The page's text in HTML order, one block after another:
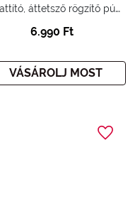
Mattító, áttetsző rögzítő púder.
6.990 Ft
VÁSÁROLJ MOST